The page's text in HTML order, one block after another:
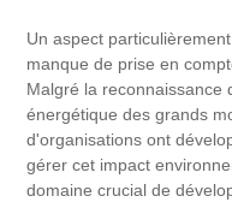
Un aspect
manque de prise en
Malgré la reconnaissance
énergétique des grands
d'organisations ont
gérer cet impact
domaine crucial de